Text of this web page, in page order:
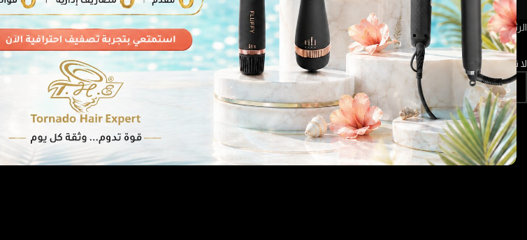
3 منتجات 11 منتجات 30 منتجات
الرئيسية/عروض راس السنة
لا توجد منتجات تتوافق مع اختيارك.